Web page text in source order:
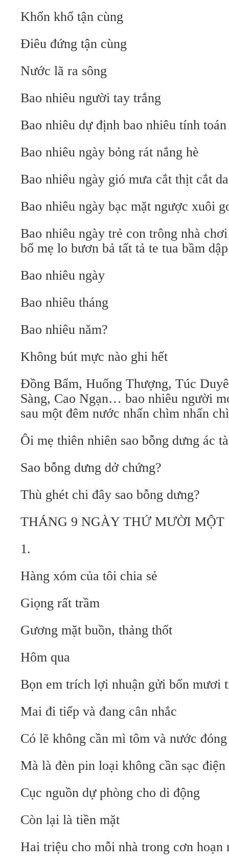
Khốn khổ tận cùng
Điêu đứng tận cùng
Nước lã ra sông
Bao nhiêu người tay trắng
Bao nhiêu dự định bao nhiêu tính toán
Bao nhiêu ngày bỏng rát nắng hè
Bao nhiêu ngày gió mưa cắt thịt cắt da
Bao nhiêu ngày bạc mặt ngược xuôi
Bao nhiêu ngày trẻ con trông nhà
bố mẹ lo bươn bả tất tả te tua bầm
Bao nhiêu ngày
Bao nhiêu tháng
Bao nhiêu năm?
Không bút mực nào ghi hết
Đồng Bẩm, Huống Thượng, Túc
Sàng, Cao Ngạn… bao nhiêu người
sau một đêm nước nhấn chìm nhấn
Ôi mẹ thiên nhiên sao bỗng dưng ác
Sao bỗng dưng dở chứng?
Thù ghét chi đây sao bỗng dưng?
THÁNG 9 NGÀY THỨ MƯỜI MỘT
1.
Hàng xóm của tôi chia sẻ
Giọng rất trầm
Gương mặt buồn, thảng thốt
Hôm qua
Bọn em trích lợi nhuận gửi bốn mươi
Mai đi tiếp và đang cân nhắc
Có lẽ không cần mì tôm và nước
Mà là đèn pin loại không cần sạc điện
Cục nguồn dự phòng cho di động
Còn lại là tiền mặt
Hai triệu cho mỗi nhà trong cơn hoạn